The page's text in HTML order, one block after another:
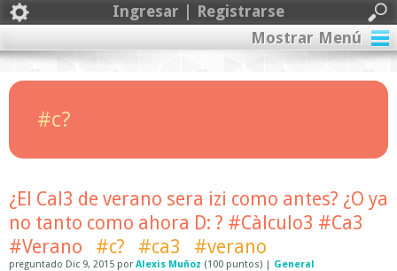
Ingresar | Registrarse
Mostrar Menú
#c?
¿El Cal3 de verano sera izi como antes? ¿O ya
no tanto como ahora D: ? #Càlculo3 #Ca3
#Verano
#c? #ca3 #verano
preguntado Dic 9, 2015 por Alexis Muñoz (100 puntos) | General